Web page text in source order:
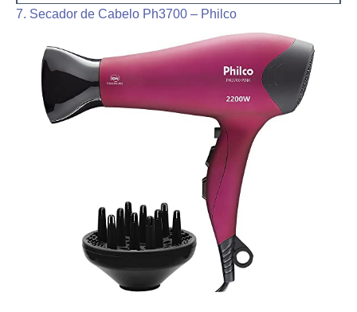
7. Secador de Cabelo Ph3700 – Philco